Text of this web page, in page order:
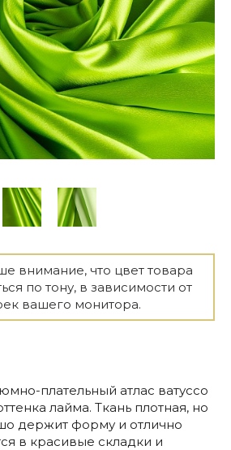
внимание, что цвет товара
по тону, в зависимости от
вашего монитора.
плательный атлас ватуссо
лайма. Ткань плотная, но
держит форму и отлично
в красивые складки и